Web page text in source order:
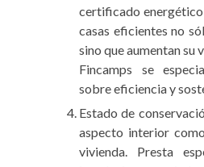
certificado energético
casas eficientes no
sino que aumentan su
Fincamps se
sobre eficiencia y
Estado de
aspecto interior
vivienda. Presta